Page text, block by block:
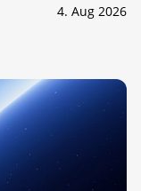
4. Aug 2026